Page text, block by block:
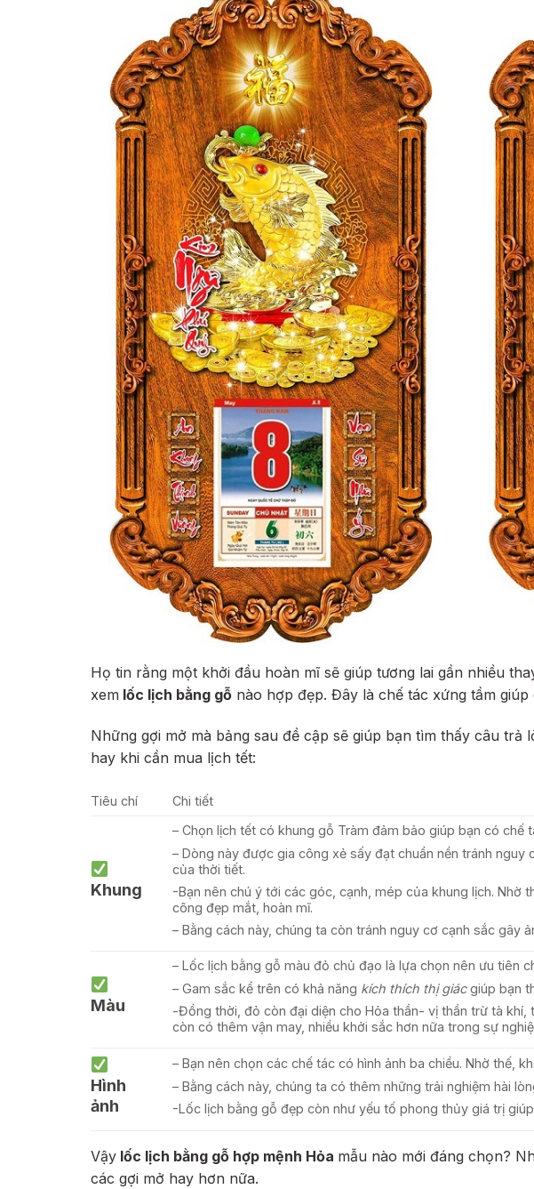
Họ tin rằng một khởi đầu hoàn mĩ sẽ giúp tương lai gần nhiều
xem lốc lịch bằng gỗ nào hợp đẹp. Đây là chế tác xứng tầm
Những gợi mở mà bảng sau đề cập sẽ giúp bạn tìm thấy câu trả
hay khi cần mua lịch tết:
Tiêu chí Chi tiết
Khung
– Chọn lịch tết có khung gỗ Tràm đảm bảo giúp bạn có chế
– Dòng này được gia công xẻ sấy đạt chuẩn nền tránh nguy
của thời tiết.
-Bạn nên chú ý tới các góc, cạnh, mép của khung lịch. Nhờ
công đẹp mắt, hoàn mĩ.
– Bằng cách này, chúng ta còn tránh nguy cơ cạnh sắc gây
Màu
– Lốc lịch bằng gỗ màu đỏ chủ đạo là lựa chọn nên ưu tiên
– Gam sắc kể trên có khả năng kích thích thị giácgiúp bạn
-Đồng thời, đỏ còn đại diện cho Hỏa thần- vị thần trừ tà
còn có thêm vận may, nhiều khởi sắc hơn nữa trong sự
Hình
ảnh
– Bạn nên chọn các chế tác có hình ảnh ba chiều. Nhờ thế,
– Bằng cách này, chúng ta có thêm những trải nghiệm hài
-Lốc lịch bằng gỗ đẹp còn như yếu tố phong thủy giá trị
Vậy lốc lịch bằng gỗ hợp mệnh Hỏa mẫu nào mới đáng chọn?
các gợi mở hay hơn nữa.